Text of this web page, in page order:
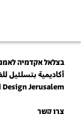
בצלאל אקדמיה
أكاديمية بتسلئيل
Jerusalem
צרו קשר